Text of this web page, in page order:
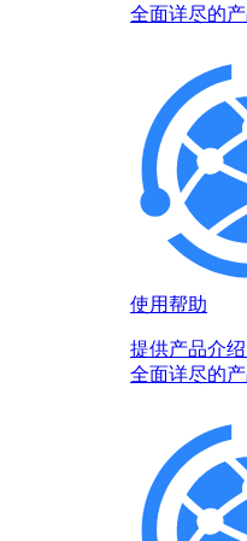
全面详尽的
使用帮助
提供产品介
全面详尽的